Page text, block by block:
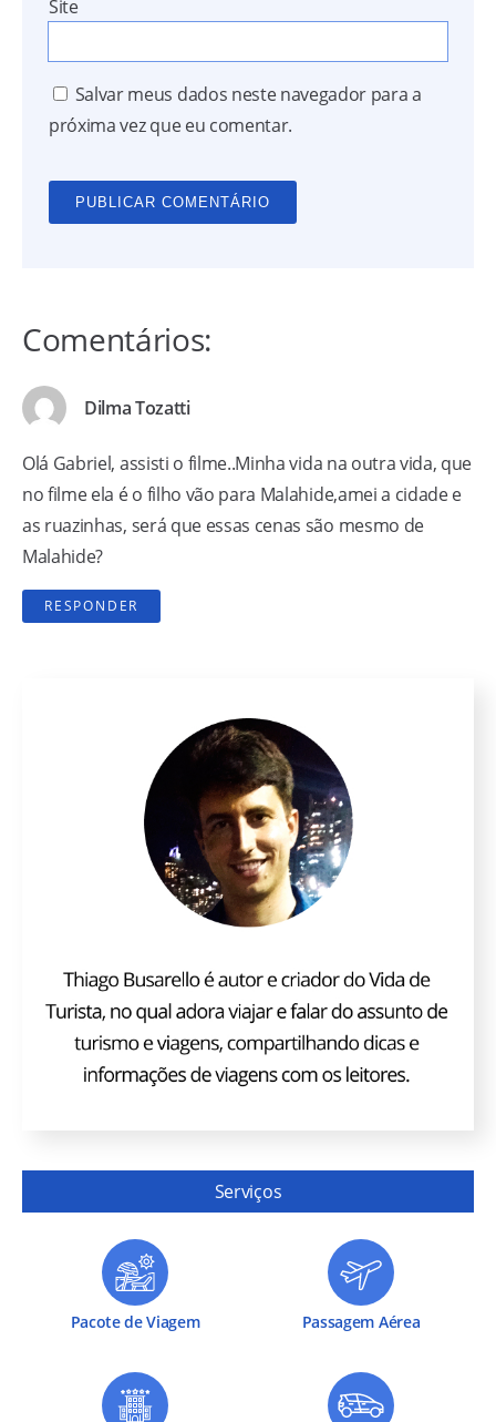
Site
Salvar meus dados neste navegador para a
próxima vez que eu comentar.
Comentários:
Dilma Tozatti
Olá Gabriel, assisti o filme..Minha vida na outra vida, que
no filme ela é o filho vão para Malahide,amei a cidade e
as ruazinhas, será que essas cenas são mesmo de
Malahide?
RESPONDER
Serviços
Pacote de Viagem Passagem Aérea